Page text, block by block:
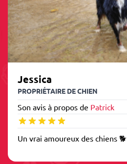
Jessica
PROPRIÉTAIRE DE CHIEN
Son avis à propos de Patrick
Un vrai amoureux des chiens 🐕